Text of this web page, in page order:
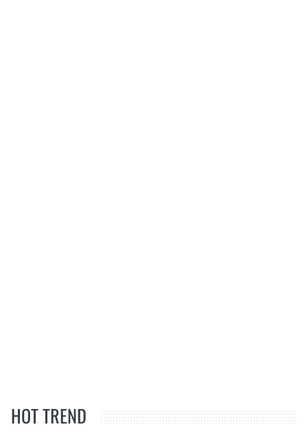
HOT TREND